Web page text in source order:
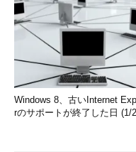
Windows 8、古いInternet
rのサポートが終了した日 (1/